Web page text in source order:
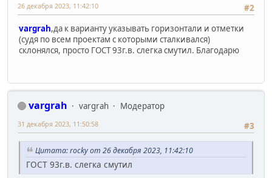
#2
26 декабря 2023, 11:42:10
vargrah,да к варианту указывать горизонтали и отметки
(судя по всем проектам с которыми сталкивался)
склонялся, просто ГОСТ 93г.в. слегка смутил. Благодарю
vargrah vargrah
Модератор
#3
31 декабря 2023, 11:50:58
Цитата: rocky от 26 декабря 2023, 11:42:10
ГОСТ 93г.в. слегка смутил